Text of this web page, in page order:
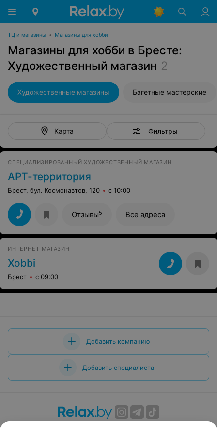
ТЦ и магазины • Магазины для хобби
Магазины для хобби в Бресте:
Художественный магазин 2
Художественные магазины Багетные мастерские
Карта Фильтры
СПЕЦИАЛИЗИРОВАННЫЙ ХУДОЖЕСТВЕННЫЙ МАГАЗИН
АРТ-территория
Брест, бул. Космонавтов, 120 с 10:00
Отзывы5 Все адреса
ИНТЕРНЕТ-МАГАЗИН
Xobbi
Брест с 09:00
Добавить компанию
Добавить специалиста